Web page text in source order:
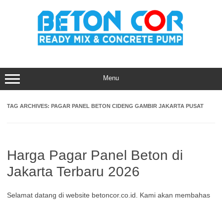
Menu
TAG ARCHIVES: PAGAR PANEL BETON CIDENG GAMBIR JAKARTA PUSAT
Harga Pagar Panel Beton di
Jakarta Terbaru 2026
Selamat datang di website betoncor.co.id. Kami akan membahas